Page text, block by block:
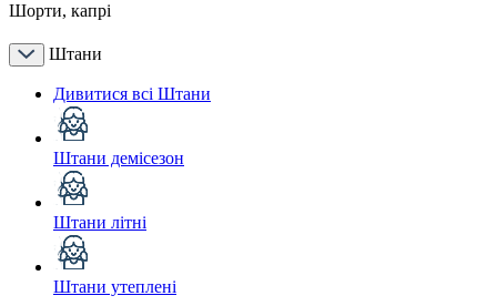
Шорти, капрі
Штани
Дивитися всі Штани
Штани демісезон
Штани літні
Штани утеплені